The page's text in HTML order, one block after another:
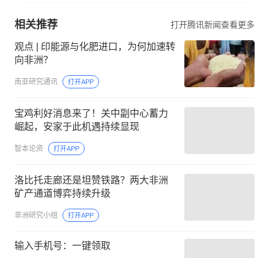
相关推荐 打开腾讯新闻查看更多
观点 | 印能源与化肥进口，为何加速转
向非洲？
南亚研究通讯 打开APP
宝鸡利好消息来了！关中副中心蓄力
崛起，安家于此机遇持续显现
智本论资 打开APP
洛比托走廊还是坦赞铁路？两大非洲
矿产通道博弈持续升级
非洲研究小组 打开APP
输入手机号：一键领取